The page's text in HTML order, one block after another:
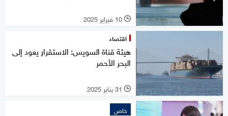
l 10 فبراير 2025
اقتصاد
هيئة قناة السويس: الاستقرار يعود إلى
البحر الأحمر
l 31 يناير 2025
خاص